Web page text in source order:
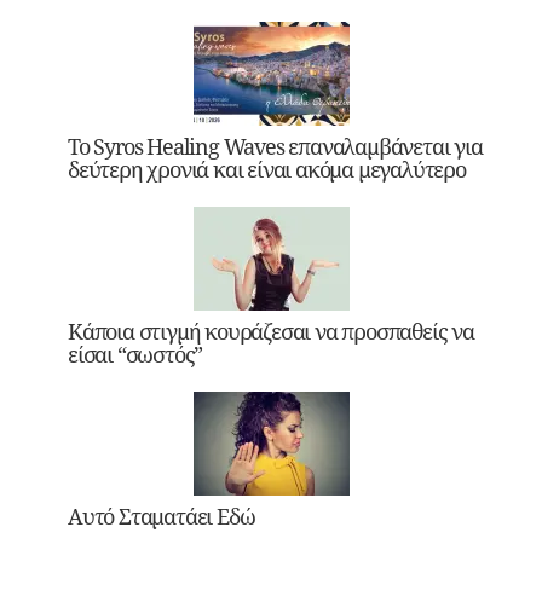
Το Syros Healing Waves επαναλαμβάνεται για
δεύτερη χρονιά και είναι ακόμα μεγαλύτερο
Κάποια στιγμή κουράζεσαι να προσπαθείς να
είσαι “σωστός”
Αυτό Σταματάει Εδώ